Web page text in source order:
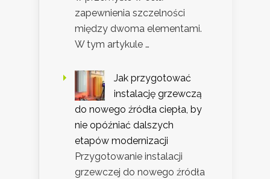
zapewnienia szczelności
między dwoma elementami.
W tym artykule …
Jak przygotować
instalację grzewczą
do nowego źródła ciepła, by
nie opóźniać dalszych
etapów modernizacji
Przygotowanie instalacji
grzewczej do nowego źródła